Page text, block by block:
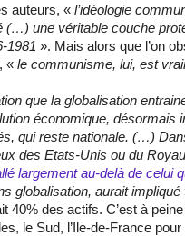
auteurs, « l’idéologie
(…) une véritable couche
1981 ». Mais alors que l’on
« le communisme, lui, est
que la globalisation
économique, désormais
qui reste nationale. (…)
des Etats-Unis ou du
largement au-delà de celui
globalisation, aurait impliqué
40% des actifs. C’est à
le Sud, l’Ile-de-France